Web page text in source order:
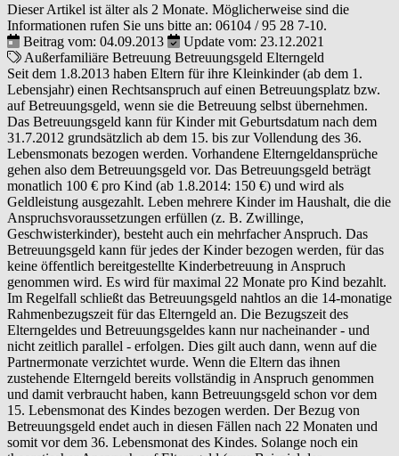
Dieser Artikel ist älter als 2 Monate. Möglicherweise sind die
Informationen rufen Sie uns bitte an: 06104 / 95 28 7-10.
Beitrag vom: 04.09.2013
Update vom: 23.12.2021
Außerfamiliäre Betreuung Betreuungsgeld Elterngeld
Seit dem 1.8.2013 haben Eltern für ihre Kleinkinder (ab dem 1.
Lebensjahr) einen Rechtsanspruch auf einen Betreuungsplatz bzw.
auf Betreuungsgeld, wenn sie die Betreuung selbst übernehmen.
Das Betreuungsgeld kann für Kinder mit Geburtsdatum nach dem
31.7.2012 grundsätzlich ab dem 15. bis zur Vollendung des 36.
Lebensmonats bezogen werden. Vorhandene Elterngeldansprüche
gehen also dem Betreuungsgeld vor. Das Betreuungsgeld beträgt
monatlich 100 € pro Kind (ab 1.8.2014: 150 €) und wird als
Geldleistung ausgezahlt. Leben mehrere Kinder im Haushalt, die die
Anspruchsvoraussetzungen erfüllen (z. B. Zwillinge,
Geschwisterkinder), besteht auch ein mehrfacher Anspruch. Das
Betreuungsgeld kann für jedes der Kinder bezogen werden, für das
keine öffentlich bereitgestellte Kinderbetreuung in Anspruch
genommen wird. Es wird für maximal 22 Monate pro Kind bezahlt.
Im Regelfall schließt das Betreuungsgeld nahtlos an die 14-monatige
Rahmenbezugszeit für das Elterngeld an. Die Bezugszeit des
Elterngeldes und Betreuungsgeldes kann nur nacheinander - und
nicht zeitlich parallel - erfolgen. Dies gilt auch dann, wenn auf die
Partnermonate verzichtet wurde. Wenn die Eltern das ihnen
zustehende Elterngeld bereits vollständig in Anspruch genommen
und damit verbraucht haben, kann Betreuungsgeld schon vor dem
15. Lebensmonat des Kindes bezogen werden. Der Bezug von
Betreuungsgeld endet auch in diesen Fällen nach 22 Monaten und
somit vor dem 36. Lebensmonat des Kindes. Solange noch ein